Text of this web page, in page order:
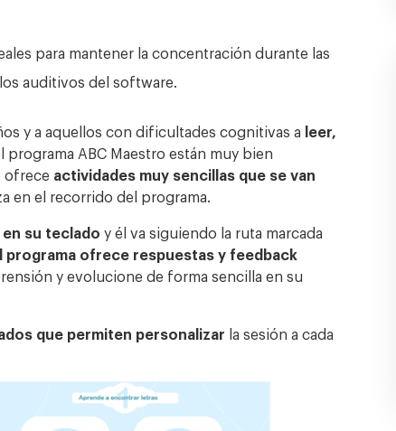
para mantener la concentración durante las
auditivos del software.
y a aquellos con dificultades cognitivas a leer,
ABC Maestro están muy bien
ofrece actividades muy sencillas que se van
en el recorrido del programa.
su teclado y él va siguiendo la ruta marcada
programa ofrece respuestas y feedback
y evolucione de forma sencilla en su
que permiten personalizar la sesión a cada